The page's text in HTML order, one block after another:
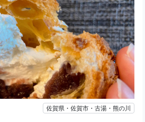
佐賀県・佐賀市・古湯・熊の川